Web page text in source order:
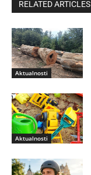
RELATED ARTICLES
Aktualnosti
Aktualnosti